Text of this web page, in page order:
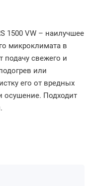
1500 VW – наилучшее
микроклимата в
свежего и
или
его от вредных
осушение. Подходит